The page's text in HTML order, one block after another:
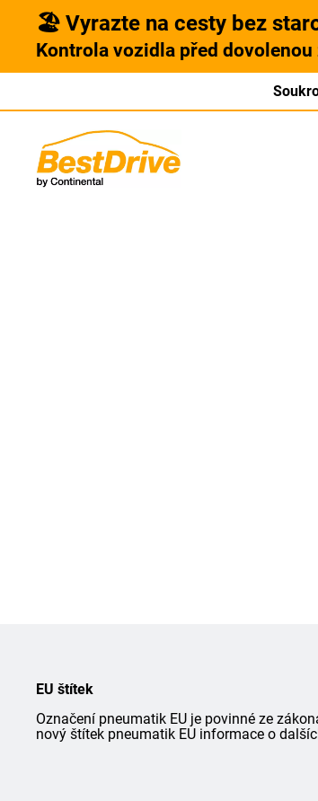
🏖️ Vyrazte na cesty bez
Kontrola vozidla před dovolenou
EU štítek
Označení pneumatik EU je povinné ze
nový štítek pneumatik EU informace o